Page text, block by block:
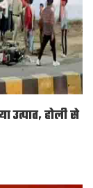
उत्पात, होली से